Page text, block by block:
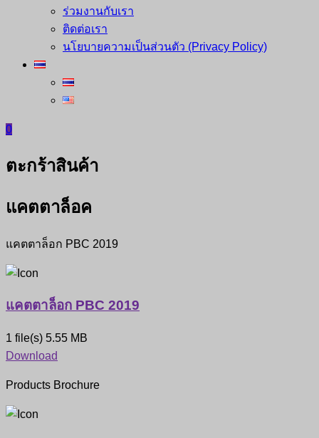
ร่วมงานกับเรา
ติดต่อเรา
นโยบายความเป็นส่วนตัว (Privacy Policy)
0
ตะกร้าสินค้า
แคตตาล็อค
แคตตาล็อก PBC 2019
แคตตาล็อก PBC 2019
1 file(s) 5.55 MB
Download
Products Brochure